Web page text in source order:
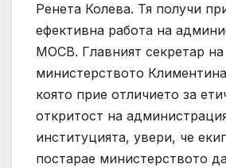
Ренета Колева. Тя получи
ефективна работа на
МОСВ. Главният секретар на
министерството
която прие отличието за
откритост на
институцията, увери, че
постарае министерството